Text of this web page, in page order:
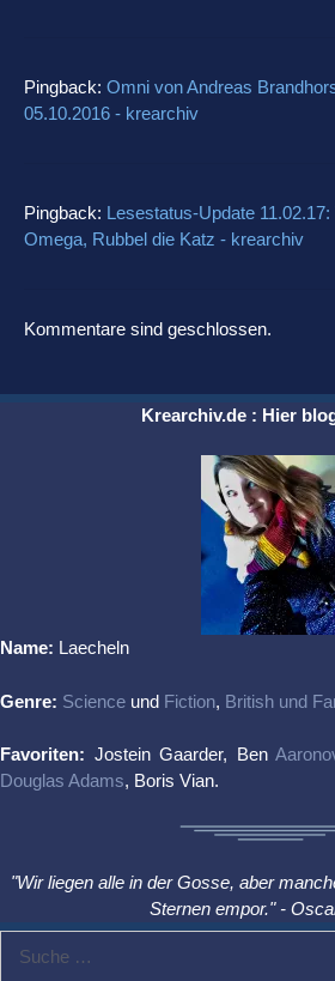
Pingback: Omni von Andreas
05.10.2016 - krearchiv
Pingback: Lesestatus-Update 11.02.17:
Omega, Rubbel die Katz - krearchiv
Kommentare sind geschlossen.
Krearchiv.de : Hier
Name: Laecheln
Genre: Science und Fiction, British und
Favoriten: Jostein Gaarder, Ben
Douglas Adams, Boris Vian.
"Wir liegen alle in der Gosse, aber
Sternen empor." -
nach: